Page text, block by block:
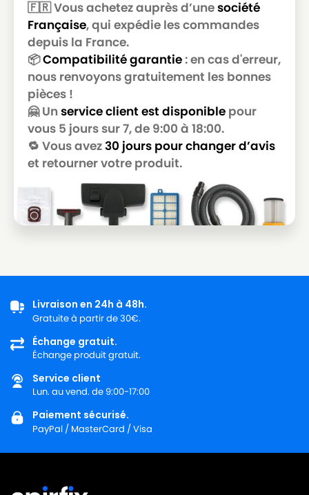
ROWENTA
ROWENTA ARTEC 2 RO4139
ROWENTA
ROWENTA ARTEC 2 RO4140
ROWENTA
ROWENTA ARTEC 2 RO4141
ROWENTA
ROWENTA
ROWENTA ARTEC 2 RO4143
ROWENTA
ROWENTA ARTEC 2 RO4144
ROWENTA
ROWENTA ARTEC 2 RO4145
ROWENTA
ROWENTA ARTEC 2 RO4146
ROWENTA
ROWENTA ARTEC 2 RO4147
ROWENTA
ROWENTA ARTEC 2 RO4149
ROWENTA
ROWENTA ARTEC 2 RO4150
ROWENTA
ROWENTA ARTEC 2 RO4152
ROWENTA
ROWENTA ARTEC 2 RO4153
ROWENTA
ROWENTA ARTEC 2 RO4154
ROWENTA
ROWENTA ARTEC 2 RO4155
ROWENTA
🇫🇷 Vous achetez auprès d’unesociété
Française, qui expédie les commandes
depuis la France.
📦Compatibilité garantie: en cas d'erreur,
nous renvoyons gratuitement les bonnes
pièces !
🤗 Un service client est disponible pour
vous 5 jours sur 7, de 9:00 à 18:00.
🔁 Vous avez30 jours pour changer d’avis
et retourner votre produit.
Livraison en 24h à 48h.
Gratuite à partir de 30€.
Échange gratuit.
Échange produit gratuit.
Service client
Lun. au vend. de 9:00-17:00
Paiement sécurisé.
PayPal / MasterCard / Visa